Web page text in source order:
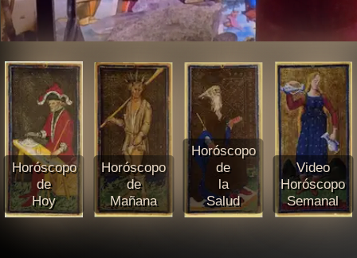
Horóscopo
de
Hoy
Horóscopo
de
Mañana
Horóscopo
de
la
Salud
Video
Horóscopo
Semanal